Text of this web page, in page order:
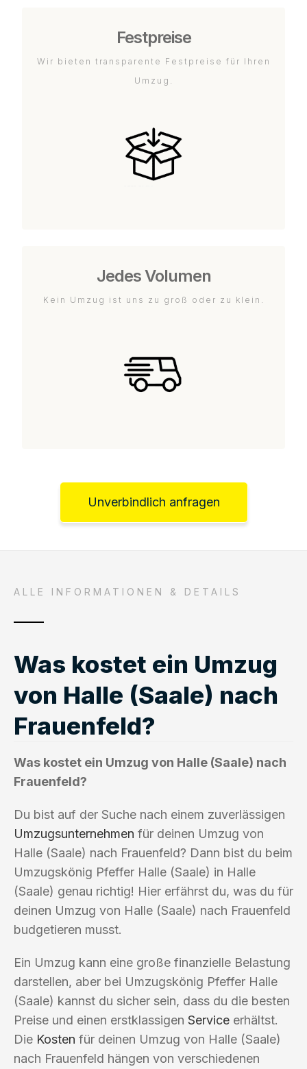
Festpreise
Wir bieten transparente Festpreise für Ihren
Umzug.
Jedes Volumen
Kein Umzug ist uns zu groß oder zu klein.
Unverbindlich anfragen
ALLE INFORMATIONEN & DETAILS
Was kostet ein Umzug
von Halle (Saale) nach
Frauenfeld?
Was kostet ein Umzug von Halle (Saale) nach
Frauenfeld?
Du bist auf der Suche nach einem zuverlässigen
Umzugsunternehmen für deinen Umzug von
Halle (Saale) nach Frauenfeld? Dann bist du beim
Umzugskönig Pfeffer Halle (Saale) in Halle
(Saale) genau richtig! Hier erfährst du, was du für
deinen Umzug von Halle (Saale) nach Frauenfeld
budgetieren musst.
Ein Umzug kann eine große finanzielle Belastung
darstellen, aber bei Umzugskönig Pfeffer Halle
(Saale) kannst du sicher sein, dass du die besten
Preise und einen erstklassigen Service erhältst.
Die Kosten für deinen Umzug von Halle (Saale)
nach Frauenfeld hängen von verschiedenen